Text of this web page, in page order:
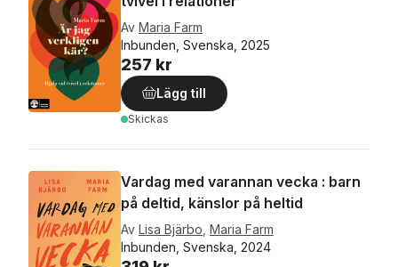
Av Maria Farm
Inbunden, Svenska, 2025
257 kr
Lägg till
Skickas
Vardag med varannan vecka : barn
på deltid, känslor på heltid
Av Lisa Bjärbo Maria Farm
Inbunden, Svenska, 2024